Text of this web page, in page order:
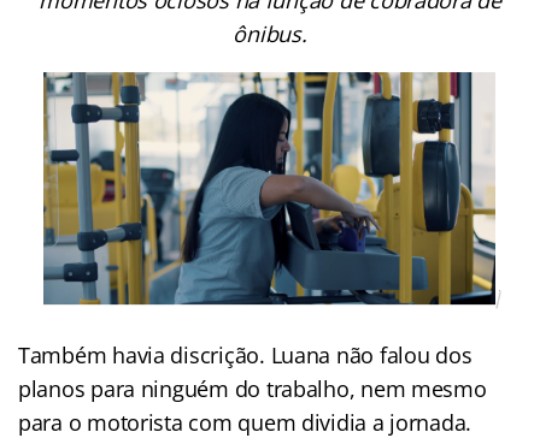
ônibus.
Também havia discrição. Luana não falou dos
planos para ninguém do trabalho, nem mesmo
para o motorista com quem dividia a jornada.